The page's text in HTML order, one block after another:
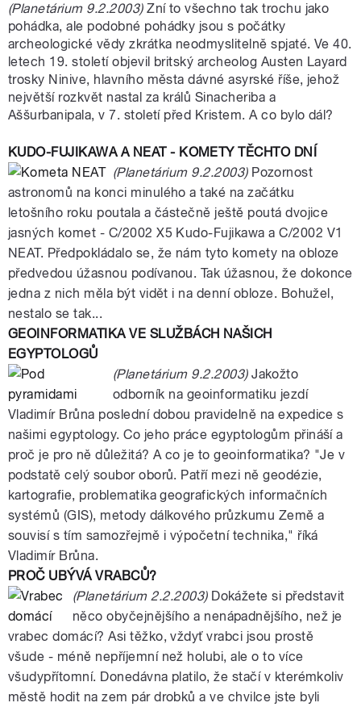
(Planetárium 9.2.2003)Zní to všechno tak trochu jako
pohádka, ale podobné pohádky jsou s počátky
archeologické vědy zkrátka neodmyslitelně spjaté. Ve 40.
letech 19. století objevil britský archeolog Austen Layard
trosky Ninive, hlavního města dávné asyrské říše, jehož
největší rozkvět nastal za králů Sinacheriba a
Aššurbanipala, v 7. století před Kristem. A co bylo dál?
KUDO-FUJIKAWA A NEAT - KOMETY TĚCHTO DNÍ
(Planetárium 9.2.2003)Pozornost
astronomů na konci minulého a také na začátku
letošního roku poutala a částečně ještě poutá dvojice
jasných komet - C/2002 X5 Kudo-Fujikawa a C/2002 V1
NEAT. Předpokládalo se, že nám tyto komety na obloze
předvedou úžasnou podívanou. Tak úžasnou, že dokonce
jedna z nich měla být vidět i na denní obloze. Bohužel,
nestalo se tak...
GEOINFORMATIKA VE SLUŽBÁCH NAŠICH
EGYPTOLOGŮ
(Planetárium 9.2.2003)Jakožto
odborník na geoinformatiku jezdí
Vladimír Brůna poslední dobou pravidelně na expedice s
našimi egyptology. Co jeho práce egyptologům přináší a
proč je pro ně důležitá? A co je to geoinformatika? "Je v
podstatě celý soubor oborů. Patří mezi ně geodézie,
kartografie, problematika geografických informačních
systémů (GIS), metody dálkového průzkumu Země a
souvisí s tím samozřejmě i výpočetní technika," říká
Vladimír Brůna.
PROČ UBÝVÁ VRABCŮ?
(Planetárium 2.2.2003)Dokážete si představit
něco obyčejnějšího a nenápadnějšího, než je
vrabec domácí? Asi těžko, vždyť vrabci jsou prostě
všude - méně nepříjemní než holubi, ale o to více
všudypřítomní. Donedávna platilo, že stačí v kterémkoliv
městě hodit na zem pár drobků a ve chvilce jste byli